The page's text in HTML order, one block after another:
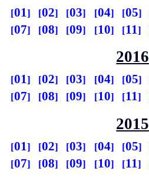
01 02 03 04 05
07
08 09 10 11
2016
01 02 03 04 05
07
08 09 10 11
2015
01 02 03 04 05
07
08 09 10 11